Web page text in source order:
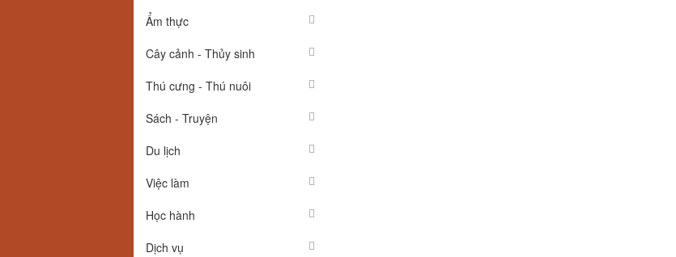
Ẩm thực
Cây cảnh - Thủy sinh
Thú cưng - Thú nuôi
Sách - Truyện
Du lịch
Việc làm
Học hành
Dịch vụ